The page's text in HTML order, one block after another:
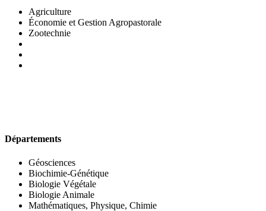
Agriculture
Économie et Gestion Agropastorale
Zootechnie
Départements
Géosciences
Biochimie-Génétique
Biologie Végétale
Biologie Animale
Mathématiques, Physique, Chimie